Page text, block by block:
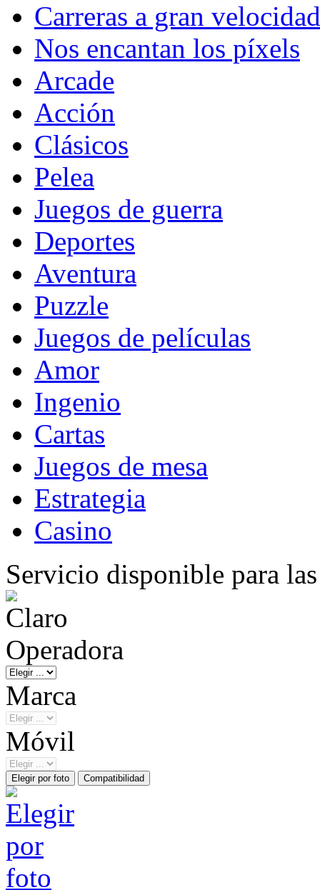
Carreras a gran velocidad
Nos encantan los píxels
Arcade
Acción
Clásicos
Pelea
Juegos de guerra
Deportes
Aventura
Puzzle
Juegos de películas
Amor
Ingenio
Cartas
Juegos de mesa
Estrategia
Casino
Servicio disponible para
Operadora
Marca
Móvil